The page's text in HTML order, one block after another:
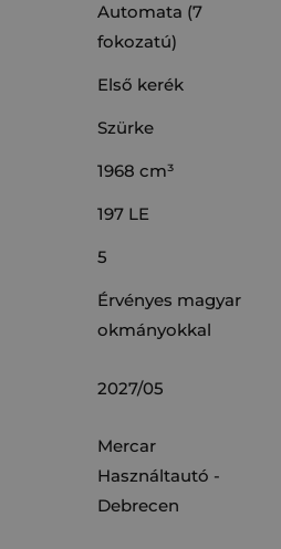
Automata (7
fokozatú)
Első kerék
Szürke
1968cm³
197 LE
5
Érvényes magyar
okmányokkal
2027/05
Mercar
Használtautó -
Debrecen